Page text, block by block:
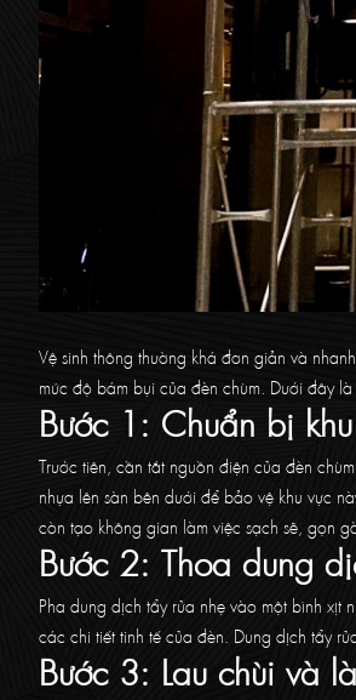
Vệ sinh thông thường khá đơn giản và
mức độ bám bụi của đèn chùm. Dưới đây
Bước 1: Chuẩn bị
Trước tiên, cần tắt nguồn điện của đèn
nhựa lên sàn bên dưới để bảo vệ khu vực
còn tạo không gian làm việc sạch sẽ, gọn
Bước 2: Thoa dung
Pha dung dịch tẩy rửa nhẹ vào một bình xịt
các chi tiết tinh tế của đèn. Dung dịch tẩy
Bước 3: Lau chùi và